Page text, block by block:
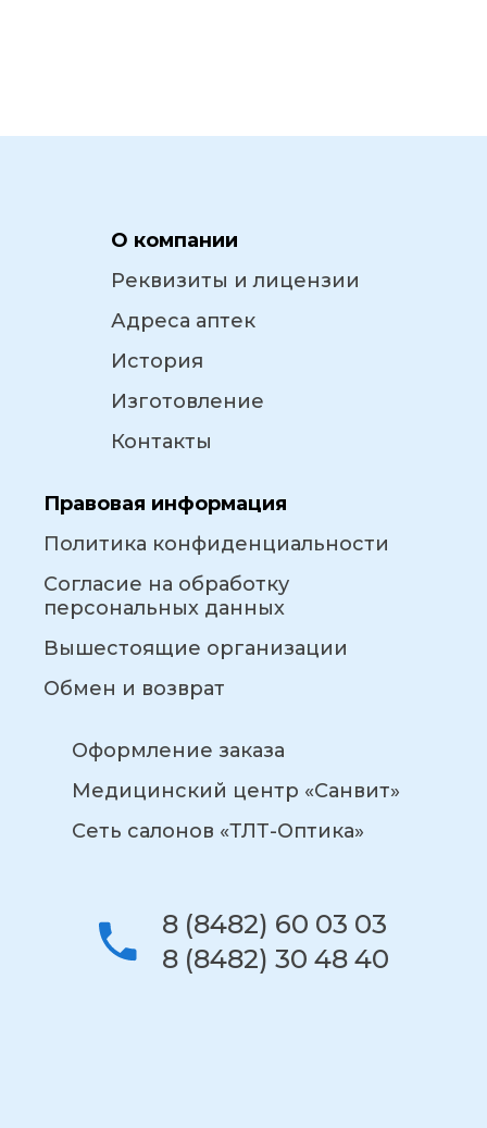
О компании
Реквизиты и лицензии
Адреса аптек
История
Изготовление
Контакты
Правовая информация
Политика конфиденциальности
Согласие на обработку
персональных данных
Вышестоящие организации
Обмен и возврат
Оформление заказа
Медицинский центр «Санвит»
Сеть салонов «ТЛТ-Оптика»
8 (8482) 60 03 03
8 (8482) 30 48 40